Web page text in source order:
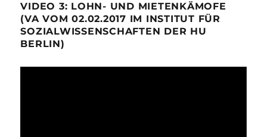
VIDEO 3: LOHN- UND MIETENKÄMOFE
(VA VOM 02.02.2017 IM INSTITUT FÜR
SOZIALWISSENSCHAFTEN DER HU
BERLIN)